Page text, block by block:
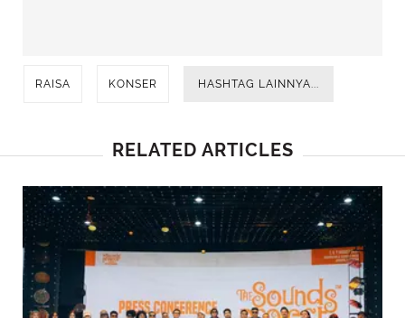
RAISA KONSER HASHTAG LAINNYA...
RELATED ARTICLES